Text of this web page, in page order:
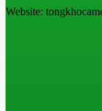
Website: